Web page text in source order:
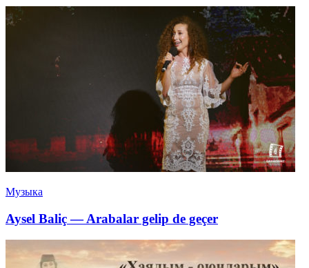
Музыка
Aysel Baliç — Arabalar gelip de geçer